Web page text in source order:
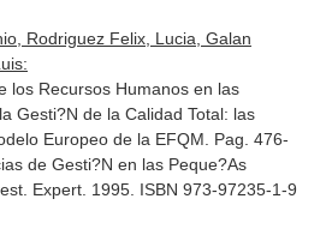
Rodriguez Felix, Lucia, Galan
los Recursos Humanos en las
Gesti?N de la Calidad Total: las
Europeo de la EFQM. Pag. 476-
de Gesti?N en las Peque?As
Expert. 1995. ISBN 973-97235-1-9